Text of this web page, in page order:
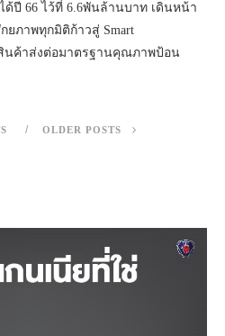
ด้ปี 66 ไว้ที่ 6.6พันล้านบาท เดินหน้า
ยภาพทุกมิติก้าวสู่ Smart
สินค้าส่งต่อมาตรฐานคุณภาพป้อน
OLDER POSTS